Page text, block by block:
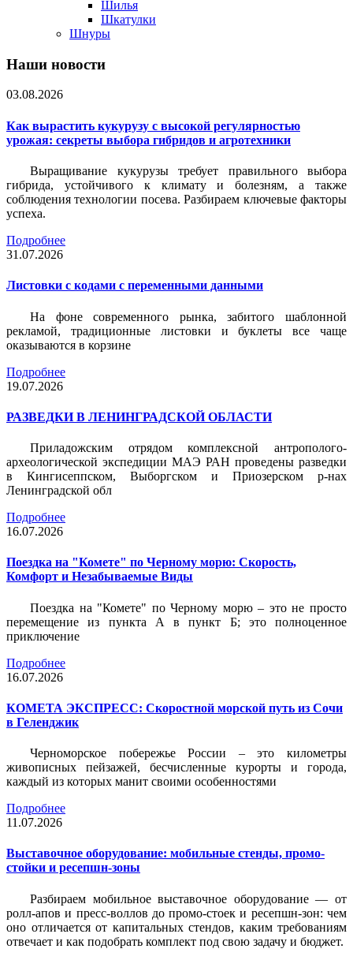
Шилья
Шкатулки
Шнуры
Наши новости
03.08.2026
Как вырастить кукурузу с высокой регулярностью
урожая: секреты выбора гибридов и агротехники
Выращивание кукурузы требует правильного выбора
гибрида, устойчивого к климату и болезням, а также
соблюдения технологии посева. Разбираем ключевые факторы
успеха.
Подробнее
31.07.2026
Листовки c кодами с переменными данными
На фоне современного рынка, забитого шаблонной
рекламой, традиционные листовки и буклеты все чаще
оказываются в корзине
Подробнее
19.07.2026
РАЗВЕДКИ В ЛЕНИНГРАДСКОЙ ОБЛАСТИ
Приладожским отрядом комплексной антрополого-
археологической экспедиции МАЭ РАН проведены разведки
в Кингисеппском, Выборгском и Приозерском р-нах
Ленинградской обл
Подробнее
16.07.2026
Поездка на "Комете" по Черному морю: Скорость,
Комфорт и Незабываемые Виды
Поездка на "Комете" по Черному морю – это не просто
перемещение из пункта А в пункт Б; это полноценное
приключение
Подробнее
16.07.2026
КОМЕТА ЭКСПРЕСС: Скоростной морской путь из Сочи
в Геленджик
Черноморское побережье России – это километры
живописных пейзажей, бесчисленные курорты и города,
каждый из которых манит своими особенностями
Подробнее
11.07.2026
Выставочное оборудование: мобильные стенды, промо-
стойки и ресепшн-зоны
Разбираем мобильное выставочное оборудование — от
ролл-апов и пресс-воллов до промо-стоек и ресепшн-зон: чем
оно отличается от капитальных стендов, каким требованиям
отвечает и как подобрать комплект под свою задачу и бюджет.